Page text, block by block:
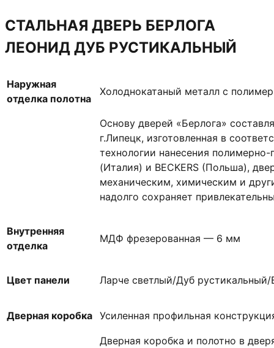
СТАЛЬНАЯ ДВЕРЬ БЕРЛОГА
ЛЕОНИД ДУБ РУСТИКАЛЬНЫЙ
Наружная
отделка полотна
Холоднокатаный металл с
Основу дверей «Берлога»
г.Липецк, изготовленная в
технологии нанесения
(Италия) и BECKERS (Польша),
механическим, химическим и
надолго сохраняет
Внутренняя
отделка
МДФ фрезерованная — 6 мм
Цвет панели Ларче светлый/Дуб рустикальный/
Дверная коробка Усиленная профильная
Дверная коробка и полотно в